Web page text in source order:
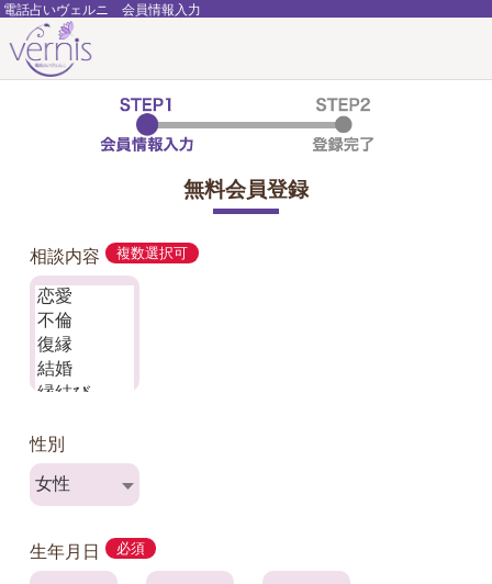
電話占いヴェルニ 会員情報入力
無料会員登録
相談内容 複数選択可
性別
生年月日 必須